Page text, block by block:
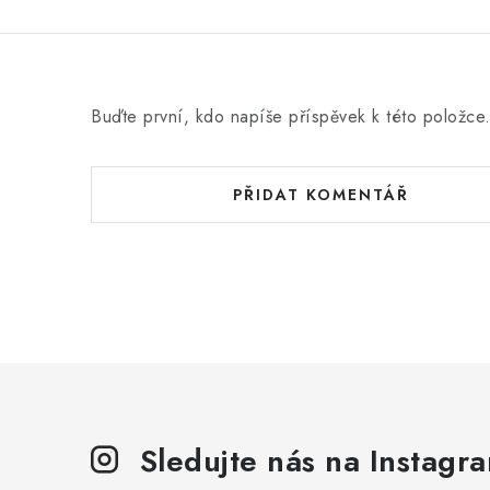
Buďte první, kdo napíše příspěvek k této položce.
PŘIDAT KOMENTÁŘ
Sledujte nás na